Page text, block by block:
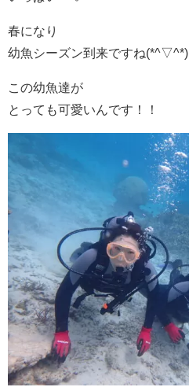
春になり
幼魚シーズン到来ですね(*^▽^*)
この幼魚達が
とっても可愛いんです！！